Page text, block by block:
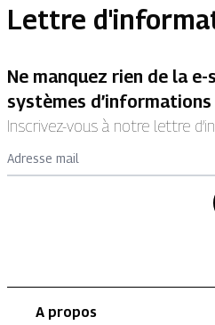
Lettre
Ne manquez rien de la
systèmes
Inscrivez-vous à notre lettre
Adresse mail
A propos